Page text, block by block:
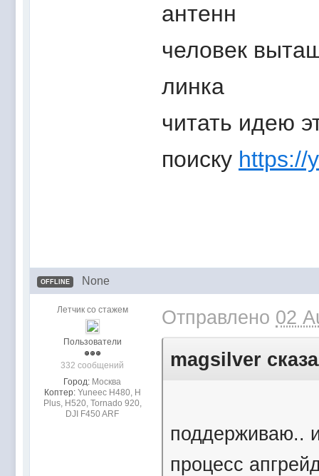
антенн
человек
линка
читать идею
поиску https://
OFFLINE None
Летчик со стажем
Пользователи
332 сообщений
Город: Mocквa
Коптер: Yuneec H480, H
Plus, H520, Tornado 920,
DJI F450 ARF
Отправлено 02
magsilver
поддерживаю..
процесс